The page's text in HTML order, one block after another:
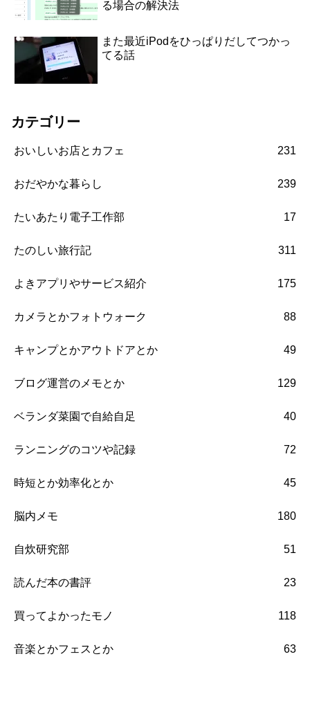
る場合の解決法
また最近iPodをひっぱりだしてつかっ
てる話
カテゴリー
おいしいお店とカフェ 231
おだやかな暮らし 239
たいあたり電子工作部 17
たのしい旅行記 311
よきアプリやサービス紹介 175
カメラとかフォトウォーク 88
キャンプとかアウトドアとか 49
ブログ運営のメモとか 129
ベランダ菜園で自給自足 40
ランニングのコツや記録 72
時短とか効率化とか 45
脳内メモ 180
自炊研究部 51
読んだ本の書評 23
買ってよかったモノ 118
音楽とかフェスとか 63